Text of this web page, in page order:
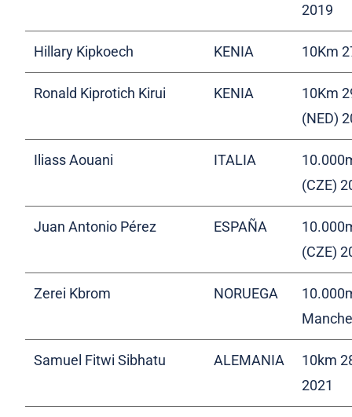
2019
Hillary Kipkoech KENIA 10Km
Ronald Kiprotich Kirui KENIA
10Km
(NED)
Iliass Aouani ITALIA
(CZE)
Juan Antonio Pérez ESPAÑA
(CZE)
Zerei Kbrom NORUEGA
Samuel Fitwi Sibhatu ALEMANIA
10km
2021